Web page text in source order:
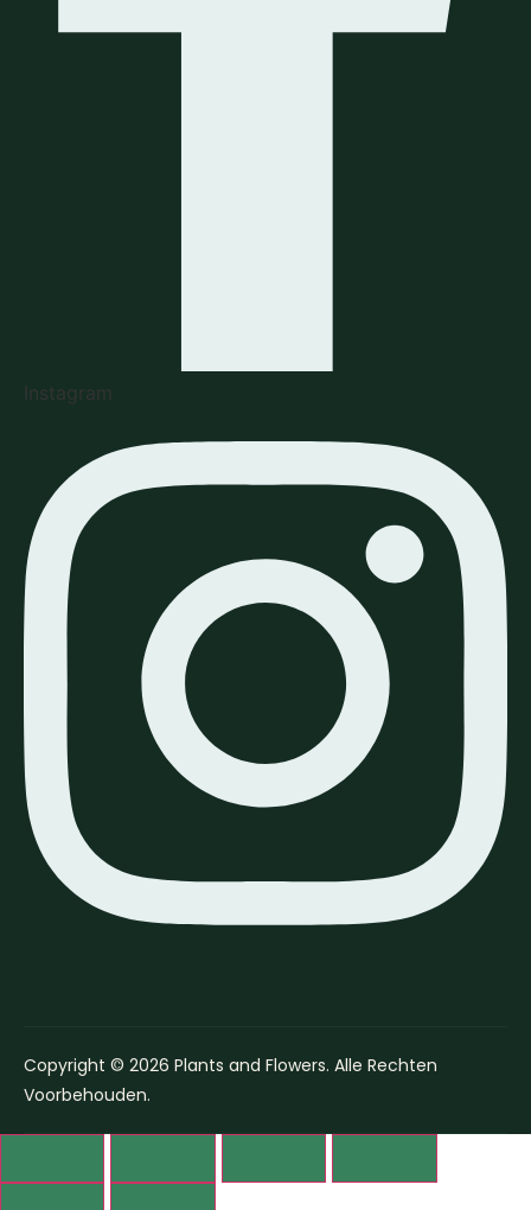
Instagram
Copyright © 2026 Plants and Flowers. Alle Rechten
Voorbehouden.